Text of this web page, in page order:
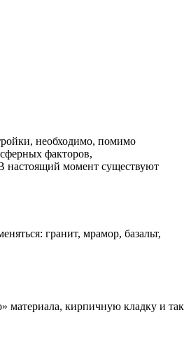
необходимо, помимо
факторов,
В настоящий момент существуют
гранит, мрамор, базальт,
материала, кирпичную кладку и так